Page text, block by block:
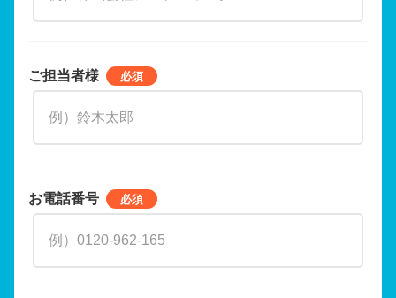
ご担当者様
お電話番号